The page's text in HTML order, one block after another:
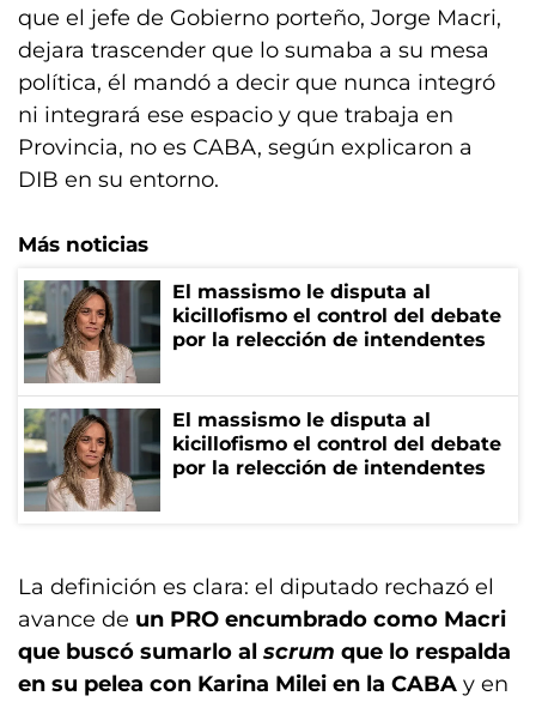
que el jefe de Gobierno porteño, Jorge Macri,
dejara trascender que lo sumaba a su mesa
política, él mandó a decir que nunca integró
ni integrará ese espacio y que trabaja en
Provincia, no es CABA, según explicaron a
DIB en su entorno.
Más noticias
El massismo le disputa al
kicillofismo el control del debate
por la relección de intendentes
El massismo le disputa al
kicillofismo el control del debate
por la relección de intendentes
La definición es clara: el diputado rechazó el
avance de un PRO encumbrado como Macri
que buscó sumarlo al scrum que lo respalda
en su pelea con Karina Milei en la CABA y en